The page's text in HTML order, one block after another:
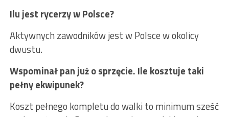
Ilu jest rycerzy w Polsce?
Aktywnych zawodników jest w Polsce w okolicy
dwustu.
Wspominał pan już o sprzęcie. Ile kosztuje taki
pełny ekwipunek?
Koszt pełnego kompletu do walki to minimum sześć